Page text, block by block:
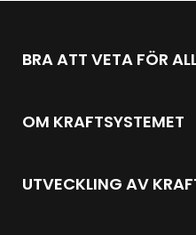
BRA ATT VETA FÖR
OM KRAFTSYSTEMET
UTVECKLING AV